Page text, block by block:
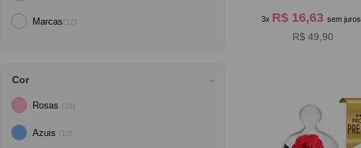
Marcas(12)
Cor
Rosas (16)
Azuis (10)
3x R$ 16,63sem juros
R$ 49,90